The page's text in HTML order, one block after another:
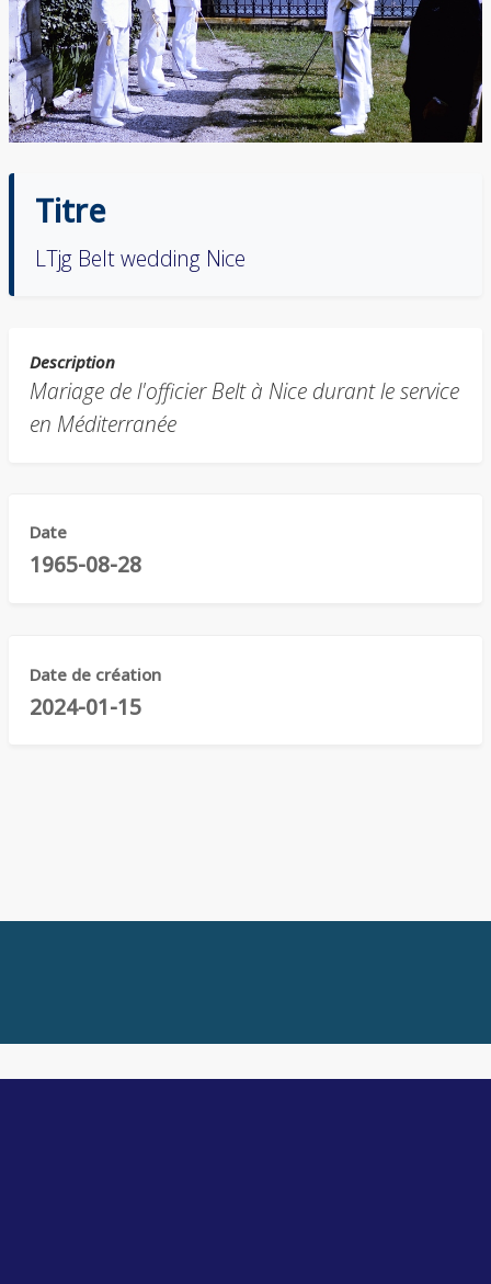
Titre
LTjg Belt wedding Nice
Description
Mariage de l'officier Belt à Nice durant le service
en Méditerranée
Date
1965-08-28
Date de création
2024-01-15